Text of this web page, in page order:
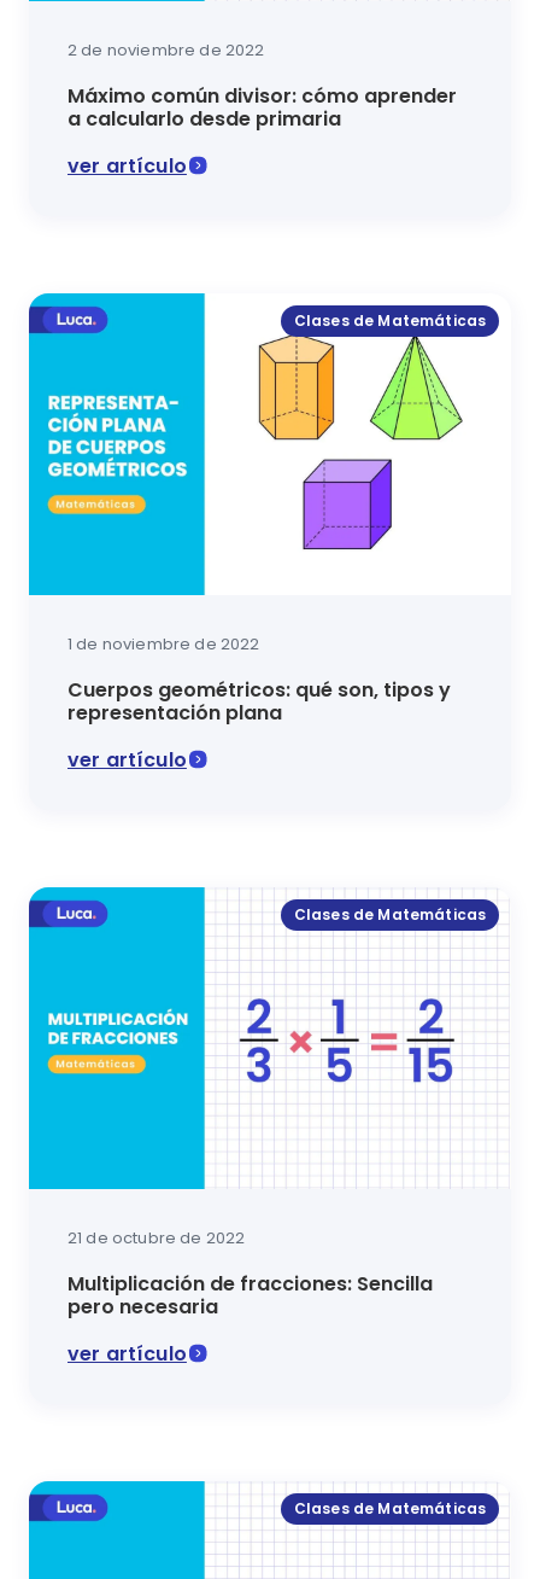
2 de noviembre de 2022
Máximo común divisor: cómo aprender
a calcularlo desde primaria
ver artículo
Clases de Matemáticas
1 de noviembre de 2022
Cuerpos geométricos: qué son, tipos y
representación plana
ver artículo
Clases de Matemáticas
21 de octubre de 2022
Multiplicación de fracciones: Sencilla
pero necesaria
ver artículo
Clases de Matemáticas